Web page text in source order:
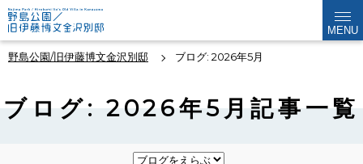
MENU
野島公園/旧伊藤博文金沢別邸 ブログ: 2026年5月
ブログ: 2026年5月記事一覧